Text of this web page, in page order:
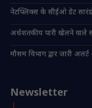
नेटफ्लिक्स के सीईओ डेट
अर्धशतकीय पारी खेलने वाले
मौसम विभाग द्वार जारी
Newsletter